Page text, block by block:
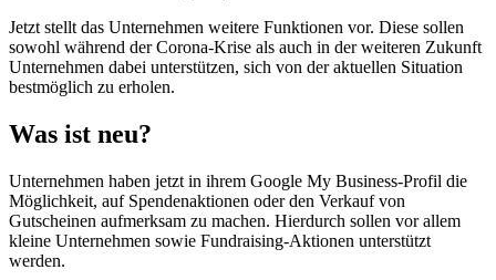
Jetzt stellt das Unternehmen weitere Funktionen vor. Diese sollen
sowohl während der Corona-Krise als auch in der weiteren Zukunft
Unternehmen dabei unterstützen, sich von der aktuellen Situation
bestmöglich zu erholen.
Was ist neu?
Unternehmen haben jetzt in ihrem Google My Business-Profil die
Möglichkeit, auf Spendenaktionen oder den Verkauf von
Gutscheinen aufmerksam zu machen. Hierdurch sollen vor allem
kleine Unternehmen sowie Fundraising-Aktionen unterstützt
werden.